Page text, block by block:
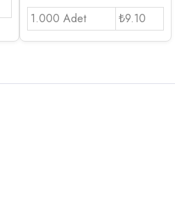
1.000 Adet ₺9.10